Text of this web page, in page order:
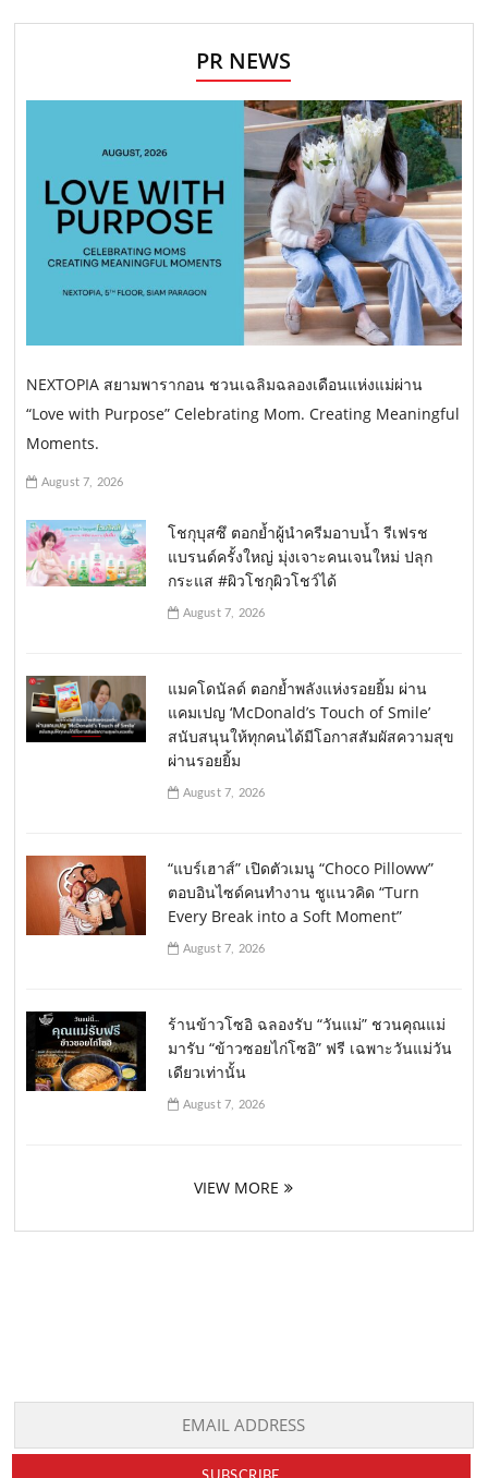
PR NEWS
NEXTOPIA สยามพารากอน ชวนเฉลิมฉลองเดือนแห่งแม่ผ่าน
“Love with Purpose” Celebrating Mom. Creating Meaningful
Moments.
August 7, 2026
โชกุบุสซึ ตอกย้ำผู้นำครีมอาบน้ำ รีเฟรช
แบรนด์ครั้งใหญ่ มุ่งเจาะคนเจนใหม่ ปลุก
กระแส #ผิวโชกุผิวโชว์ได้
August 7, 2026
แมคโดนัลด์ ตอกย้ำพลังแห่งรอยยิ้ม ผ่าน
แคมเปญ ‘McDonald’s Touch of Smile’
สนับสนุนให้ทุกคนได้มีโอกาสสัมผัสความสุข
ผ่านรอยยิ้ม
August 7, 2026
“แบร์เฮาส์” เปิดตัวเมนู “Choco Pilloww”
ตอบอินไซด์คนทำงาน ชูแนวคิด “Turn
Every Break into a Soft Moment”
August 7, 2026
ร้านข้าวโซอิ ฉลองรับ “วันแม่” ชวนคุณแม่
มารับ “ข้าวซอยไก่โซอิ” ฟรี เฉพาะวันแม่วัน
เดียวเท่านั้น
August 7, 2026
VIEW MORE